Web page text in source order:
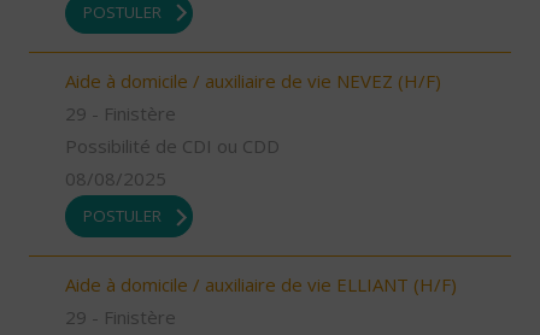
POSTULER
Aide à domicile / auxiliaire de vie NEVEZ (H/F)
29 - Finistère
Possibilité de CDI ou CDD
08/08/2025
POSTULER
Aide à domicile / auxiliaire de vie ELLIANT (H/F)
29 - Finistère